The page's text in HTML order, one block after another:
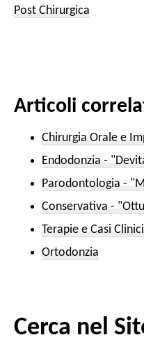
Post Chirurgica
Articoli
Chirurgia Orale e
Endodonzia -
Parodontologia -
Conservativa -
Terapie e Casi Clinici​
Ortodonzia
Cerca nel